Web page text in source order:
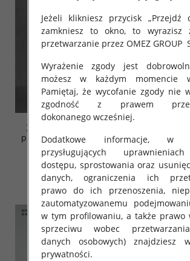
Żakiety damskie (Polska
produkt ) Roz S-XL, 1 Kolor
Paczka 5 szt
45.00 zł
szczegóły
Żakiety
produkt
Jeżeli klikniesz przycisk „Przejdź
zamkniesz to okno, to wyrazisz
przetwarzanie przez OMEZ GROUP
Wyrażenie zgody jest
możesz w każdym momencie
Pamiętaj, że wycofanie zgody nie
zgodność z prawem
dokonanego wcześniej.
Dodatkowe informacje,
przysługujących
dostępu, sprostowania oraz
danych, ograniczenia ich
prawo do ich przenoszenia,
zautomatyzowanemu
w tym profilowaniu, a także prawo
sprzeciwu wobec
danych osobowych) znajdziesz
prywatności.